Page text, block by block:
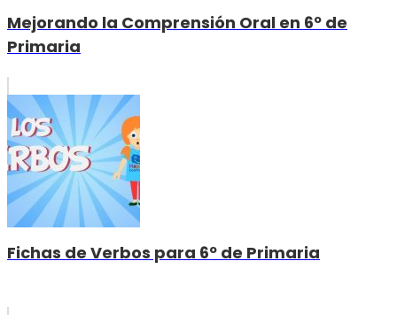
Mejorando la Comprensión Oral en 6º de
Primaria
Fichas de Verbos para 6º de Primaria